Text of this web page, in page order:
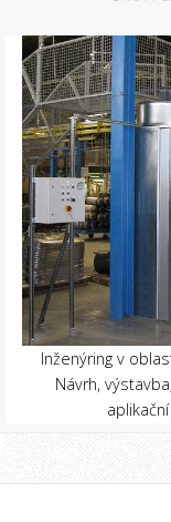
Inženýring v
Návrh,